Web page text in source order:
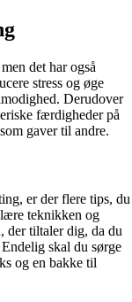
det har også
stress og øge
Derudover
færdigheder på
gaver til andre.
er der flere tips, du
teknikken og
der tiltaler dig, da du
skal du sørge
og en bakke til